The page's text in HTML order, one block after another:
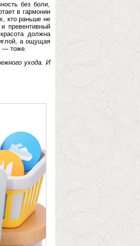
без боли,
в гармонии
кто раньше не
превентивный
должна
а ощущая
— тоже.
ухода. И